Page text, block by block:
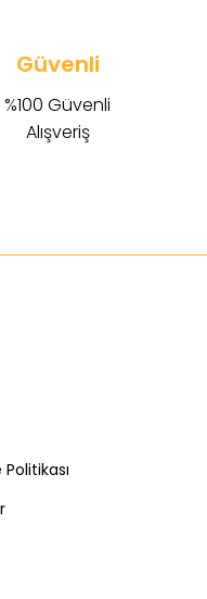
Güvenli
%100 Güvenli
Alışveriş